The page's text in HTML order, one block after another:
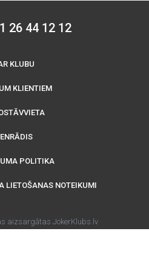
26 44 12 12
KLUBU
KLIENTIEM
POLITIKA
LIETOŠANAS NOTEIKUMI
aizsargātas JokerKlubs.lv